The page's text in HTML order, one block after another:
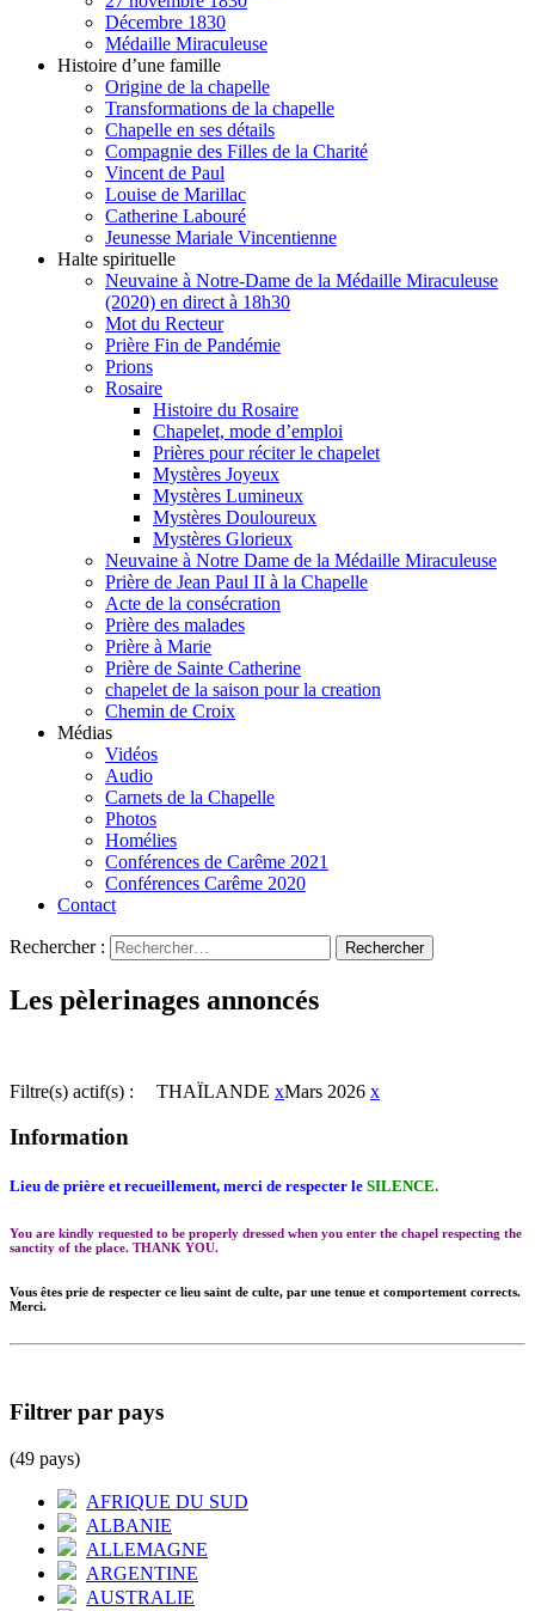
Décembre 1830
Médaille Miraculeuse
Histoire d’une famille
Origine de la chapelle
Transformations de la chapelle
Chapelle en ses détails
Compagnie des Filles de la Charité
Vincent de Paul
Louise de Marillac
Catherine Labouré
Jeunesse Mariale Vincentienne
Halte spirituelle
Neuvaine à Notre-Dame de la Médaille Miraculeuse
(2020) en direct à 18h30
Mot du Recteur
Prière Fin de Pandémie
Prions
Rosaire
Histoire du Rosaire
Chapelet, mode d’emploi
Prières pour réciter le chapelet
Mystères Joyeux
Mystères Lumineux
Mystères Douloureux
Mystères Glorieux
Neuvaine à Notre Dame de la Médaille Miraculeuse
Prière de Jean Paul II à la Chapelle
Acte de la consécration
Prière des malades
Prière à Marie
Prière de Sainte Catherine
chapelet de la saison pour la creation
Chemin de Croix
Médias
Vidéos
Audio
Carnets de la Chapelle
Photos
Homélies
Conférences de Carême 2021
Conférences Carême 2020
Contact
Rechercher :
Les pèlerinages annoncés
Filtre(s) actif(s) : THAÏLANDE xMars 2026 x
Information
Lieu de prière et recueillement, merci de respecter le SILENCE.
You are kindly requested to be properly dressed when you enter the chapel respecting the
sanctity of the place. THANK YOU.
Vous êtes prie de respecter ce lieu saint de culte, par une tenue et comportement corrects.
Merci.
Filtrer par pays
(49 pays)
AFRIQUE DU SUD
ALBANIE
ALLEMAGNE
ARGENTINE
AUSTRALIE